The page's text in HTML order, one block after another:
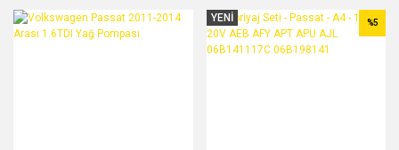
YENİ %5